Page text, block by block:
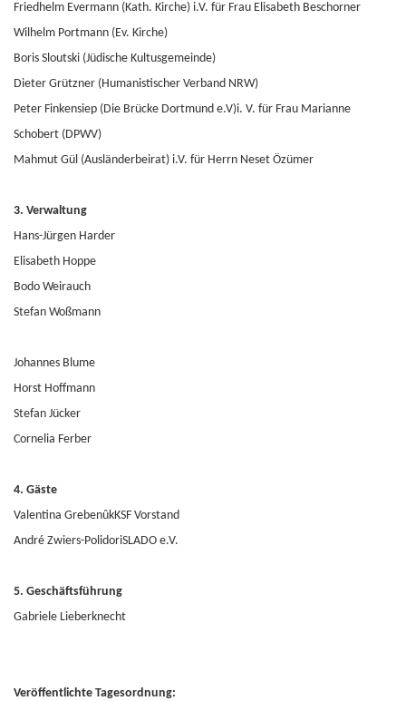
Friedhelm Evermann (Kath. Kirche) i.V. für Frau Elisabeth Beschorner
Wilhelm Portmann (Ev. Kirche)
Boris Sloutski (Jüdische Kultusgemeinde)
Dieter Grützner (Humanistischer Verband NRW)
Peter Finkensiep (Die Brücke Dortmund e.V)i. V. für Frau Marianne
Schobert (DPWV)
Mahmut Gül (Ausländerbeirat) i.V. für Herrn Neset Özümer
3. Verwaltung
Hans-Jürgen Harder
Elisabeth Hoppe
Bodo Weirauch
Stefan Woßmann
Johannes Blume
Horst Hoffmann
Stefan Jücker
Cornelia Ferber
4. Gäste
Valentina GrebenûkKSF Vorstand
André Zwiers-PolidoriSLADO e.V.
5. Geschäftsführung
Gabriele Lieberknecht
Veröffentlichte Tagesordnung: